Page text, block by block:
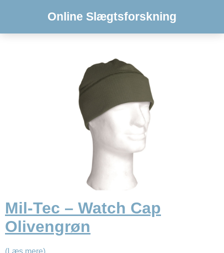
Online Slægtsforskning
Mil-Tec – Watch Cap
Olivengrøn
(Læs mere)